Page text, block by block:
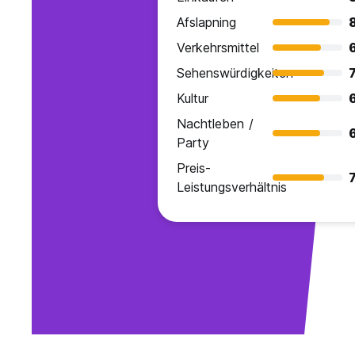
Afslapning
Verkehrsmittel
Sehenswürdigkeiten
Kultur
Nachtleben /
Party
Preis-
Leistungsverhältnis